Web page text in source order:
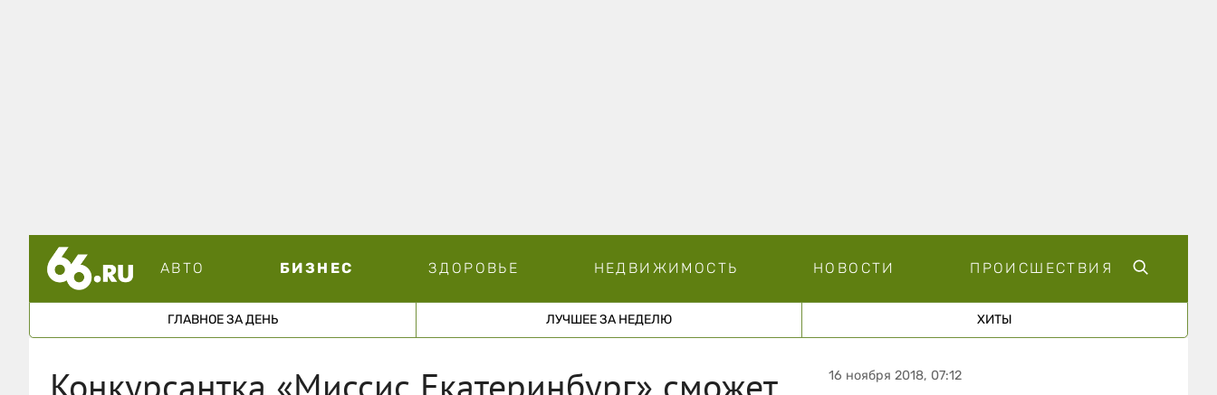
АВТО БИЗНЕС ЗДОРОВЬЕ НЕДВИЖИМОСТЬ НОВОСТИ ПРОИСШЕСТВИЯ
ГЛАВНОЕ ЗА ДЕНЬ ЛУЧШЕЕ ЗА НЕДЕЛЮ ХИТЫ
Конкурсантка «Миссис Екатеринбург» сможет
16 ноября 2018, 07:12